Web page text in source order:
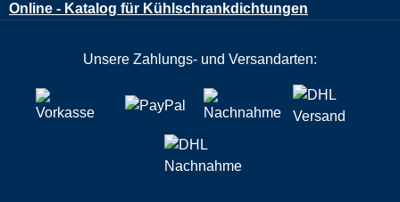
Online - Katalog für Kühlschrankdichtungen
Unsere Zahlungs- und Versandarten: